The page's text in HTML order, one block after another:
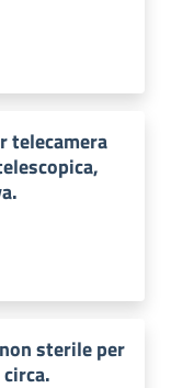
telecamera
sterile per